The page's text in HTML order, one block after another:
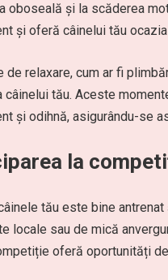
oboseală și la scăderea
și oferă câinelui tău
relaxare, cum ar fi
câinelui tău. Aceste
și odihnă, asigurându-se
la
tău este bine
locale sau de mică
oferă oportunități